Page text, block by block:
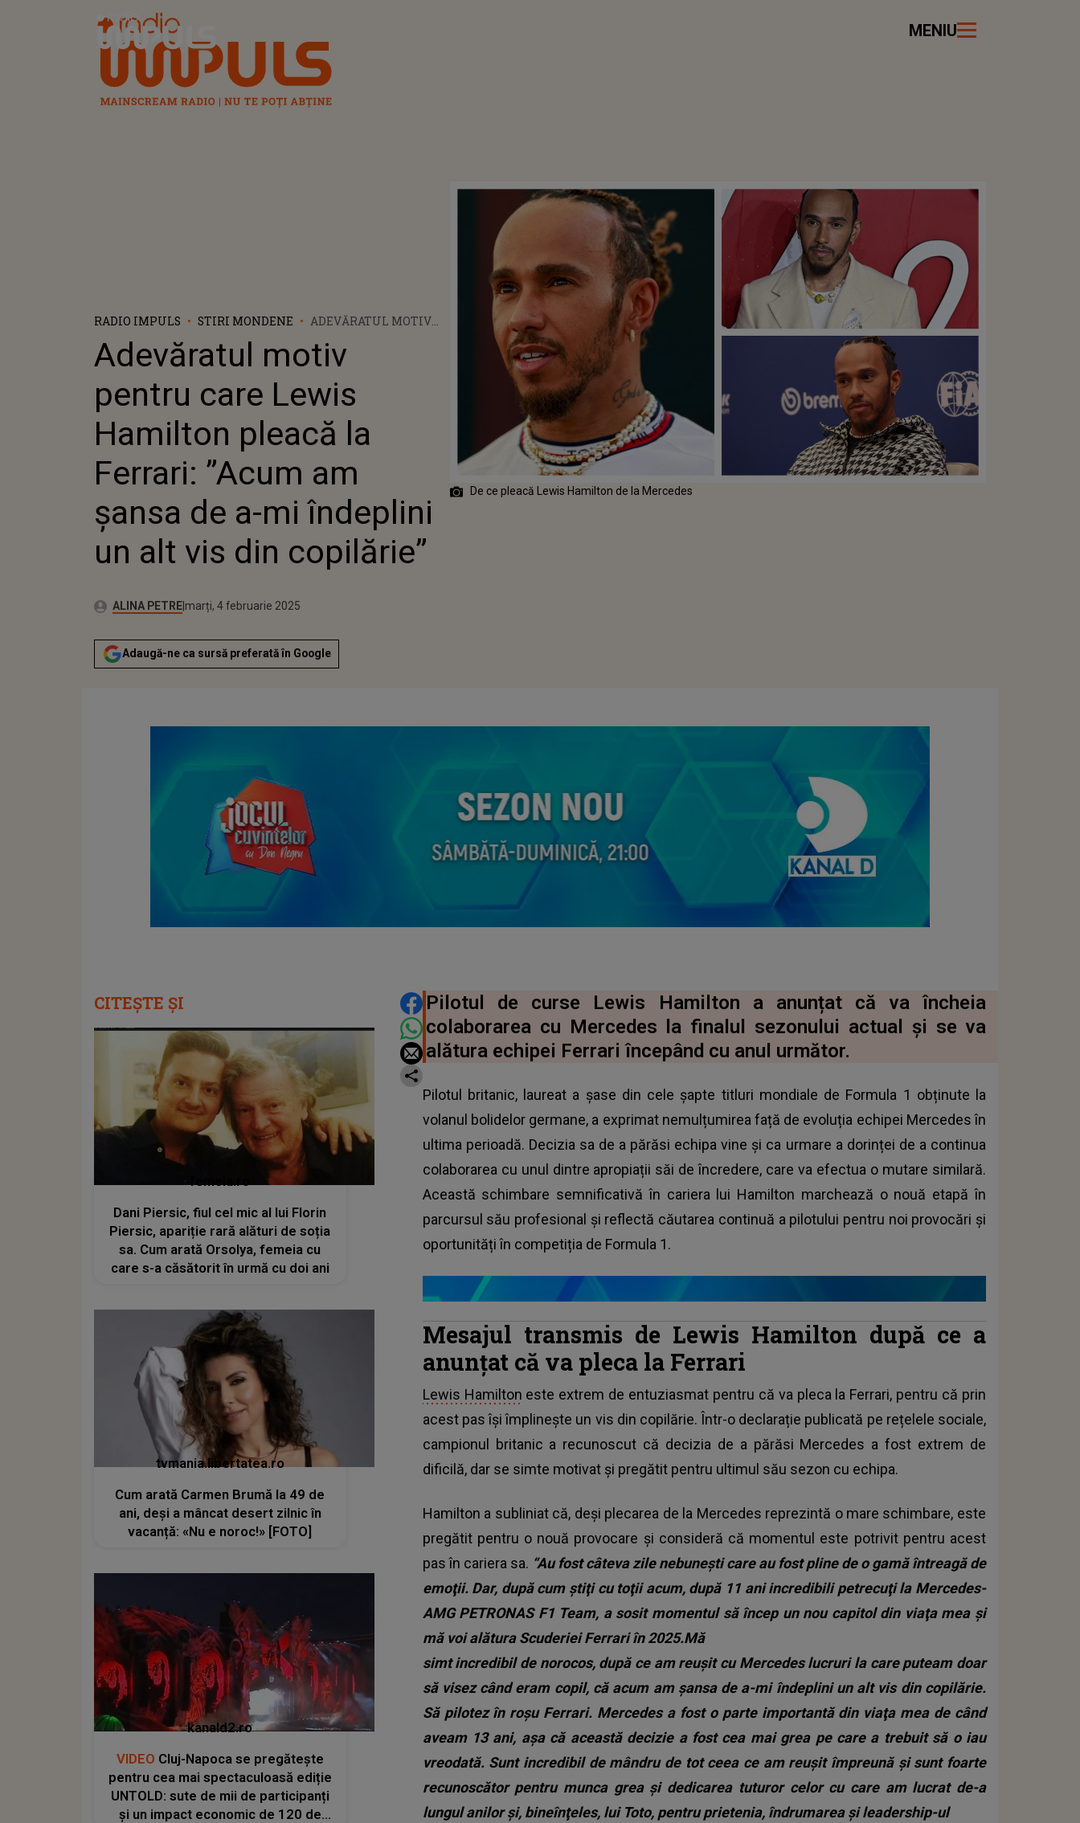
Radio Impuls MENIU
RADIO IMPULS STIRI MONDENE
ADEVĂRATUL MOTIV
HAMILTON PLEACĂ LA
FERRARI: ”ACUM AM
ŞANSA DE A-MI
ÎNDEPLINI UN ALT VIS
DIN COPILĂRIE”
Adevăratul motiv
pentru care Lewis
Hamilton pleacă la
Ferrari: ”Acum am
şansa de a-mi îndeplini
un alt vis din copilărie”
Autor:ALINA PETREPublicat:
duminică, 4 februarie 2024
Actualizat:
marți, 4 februarie 2025
Adaugă-ne ca sursă preferată în Google
De ce pleacă Lewis Hamilton de la Mercedes
DISTRIBUIE ARTICOLUL
Pilotul de curse Lewis Hamilton a anunțat că va încheia
colaborarea cu Mercedes la finalul sezonului actual și se va
alătura echipei Ferrari începând cu anul următor.
Pilotul britanic, laureat a șase din cele șapte titluri mondiale de Formula 1 obținute la
volanul bolidelor germane, a exprimat nemulțumirea față de evoluția echipei Mercedes în
ultima perioadă. Decizia sa de a părăsi echipa vine și ca urmare a dorinței de a continua
colaborarea cu unul dintre apropiații săi de încredere, care va efectua o mutare similară.
Această schimbare semnificativă în cariera lui Hamilton marchează o nouă etapă în
parcursul său profesional și reflectă căutarea continuă a pilotului pentru noi provocări și
oportunități în competiția de Formula 1.
Mesajul transmis de Lewis Hamilton după ce a
anunțat că va pleca la Ferrari
Lewis Hamilton este extrem de entuziasmat pentru că va pleca la Ferrari, pentru că prin
acest pas își împlinește un vis din copilărie. Într-o declarație publicată pe rețelele sociale,
campionul britanic a recunoscut că decizia de a părăsi Mercedes a fost extrem de
dificilă, dar se simte motivat și pregătit pentru ultimul său sezon cu echipa.
Hamilton a subliniat că, deși plecarea de la Mercedes reprezintă o mare schimbare, este
pregătit pentru o nouă provocare și consideră că momentul este potrivit pentru acest
pas în cariera sa. “Au fost câteva zile nebuneşti care au fost pline de o gamă întreagă de
emoţii. Dar, după cum ştiţi cu toţii acum, după 11 ani incredibili petrecuţi la Mercedes-
AMG PETRONAS F1 Team, a sosit momentul să încep un nou capitol din viaţa mea şi
mă voi alătura Scuderiei Ferrari în 2025.Mă
simt incredibil de norocos, după ce am reuşit cu Mercedes lucruri la care puteam doar
să visez când eram copil, că acum am şansa de a-mi îndeplini un alt vis din copilărie.
Să pilotez în roşu Ferrari. Mercedes a fost o parte importantă din viaţa mea de când
aveam 13 ani, aşa că această decizie a fost cea mai grea pe care a trebuit să o iau
vreodată. Sunt incredibil de mândru de tot ceea ce am reuşit împreună şi sunt foarte
recunoscător pentru munca grea şi dedicarea tuturor celor cu care am lucrat de-a
lungul anilor şi, bineînţeles, lui Toto, pentru prietenia, îndrumarea şi leadership-ul
CITEȘTE ȘI
femeia.ro
Dani Piersic, fiul cel mic al lui Florin
Piersic, apariție rară alături de soția
sa. Cum arată Orsolya, femeia cu
care s-a căsătorit în urmă cu doi ani
tvmania.libertatea.ro
Cum arată Carmen Brumă la 49 de
ani, deși a mâncat desert zilnic în
vacanță: «Nu e noroc!» [FOTO]
kanald2.ro
VIDEO Cluj-Napoca se pregătește
pentru cea mai spectaculoasă ediție
UNTOLD: sute de mii de participanți
și un impact economic de 120 de